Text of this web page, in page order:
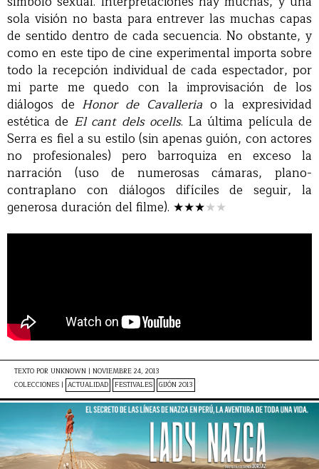
sola visión no basta para entrever las muchas capas
de sentido dentro de cada secuencia. No obstante, y
como en este tipo de cine experimental importa sobre
todo la recepción individual de cada espectador, por
mi parte me quedo con la improvisación de los
diálogos de Honor de Cavalleriao la expresividad
estética de El cant dels ocells. La última película de
Serra es fiel a su estilo (sin apenas guión, con actores
no profesionales) pero barroquiza en exceso la
narración (uso de numerosas cámaras, plano-
contraplano con diálogos difíciles de seguir, la
generosa duración del filme). ★★★★★
TEXTO POR UNKNOWN | NOVIEMBRE 24, 2013
COLECCIONES | ACTUALIDAD FESTIVALES GIJÓN 2013